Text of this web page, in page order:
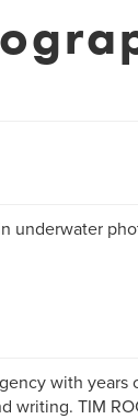
underwater
with years
writing. TIM